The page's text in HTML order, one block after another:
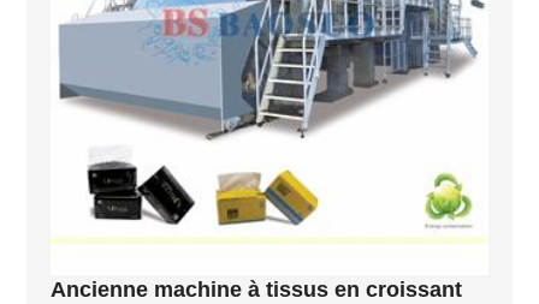
Ancienne machine à tissus en croissant